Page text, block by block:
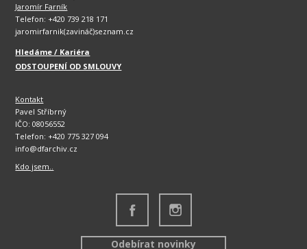
Jaromír Farník
Telefon: +420 739 218 171
jaromirfarnik(zavináč)seznam.cz
Hledáme / Kariéra
ODSTOUPENÍ OD SMLOUVY
Kontakt
Pavel Stříbrný
IČO: 08056552
Telefon: +420 775 327 094
info@dfarchiv.cz
Kdo jsem..
Odebírat novinky